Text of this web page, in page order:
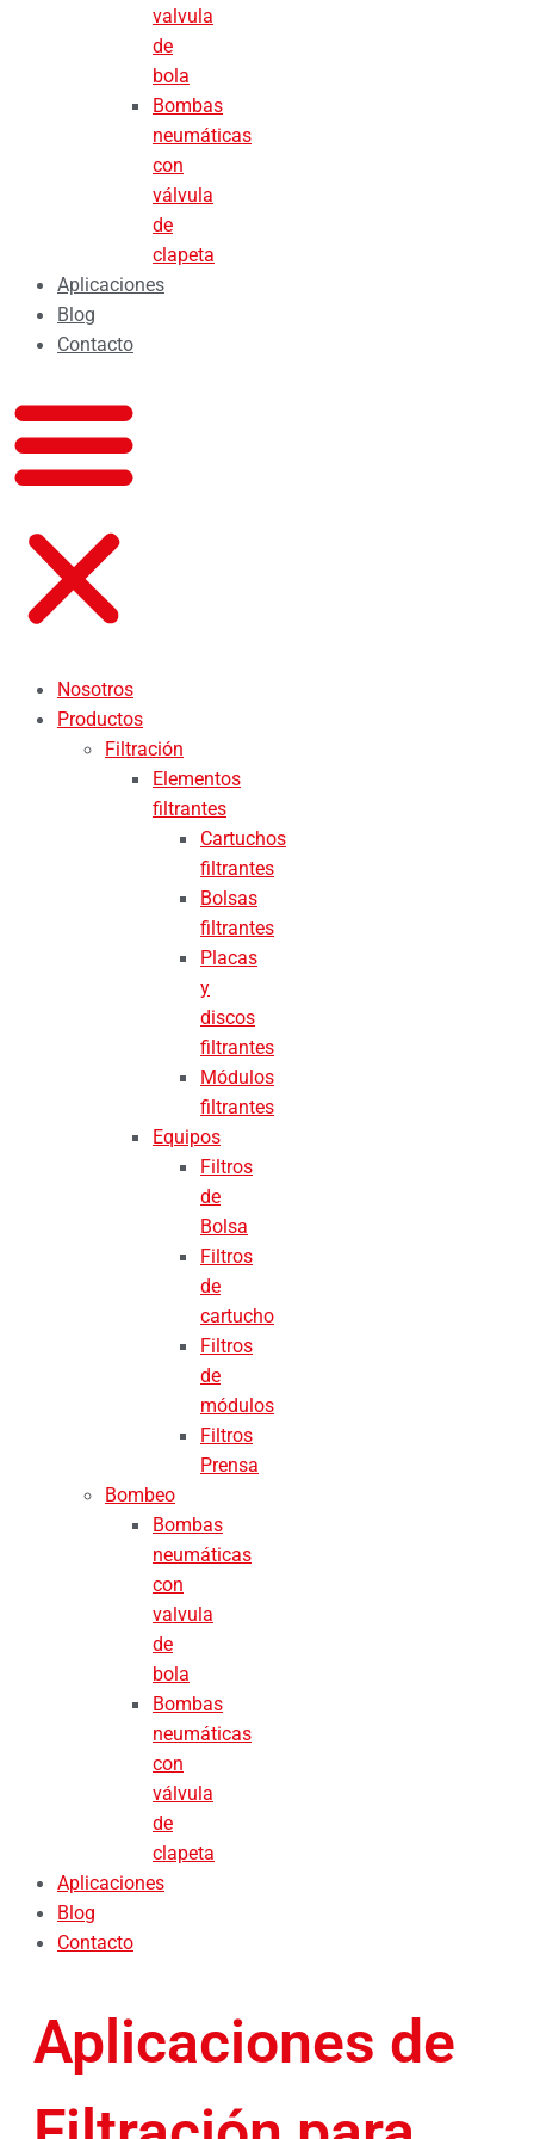
valvula
de
bola
Bombas
neumáticas
con
válvula
de
clapeta
Aplicaciones
Blog
Contacto
Nosotros
Productos
Filtración
Elementos
filtrantes
Cartuchos
filtrantes
Bolsas
filtrantes
Placas
y
discos
filtrantes
Módulos
filtrantes
Equipos
Filtros
de
Bolsa
Filtros
de
cartucho
Filtros
de
módulos
Filtros
Prensa
Bombeo
Bombas
neumáticas
con
valvula
de
bola
Bombas
neumáticas
con
válvula
de
clapeta
Aplicaciones
Blog
Contacto
Aplicaciones de